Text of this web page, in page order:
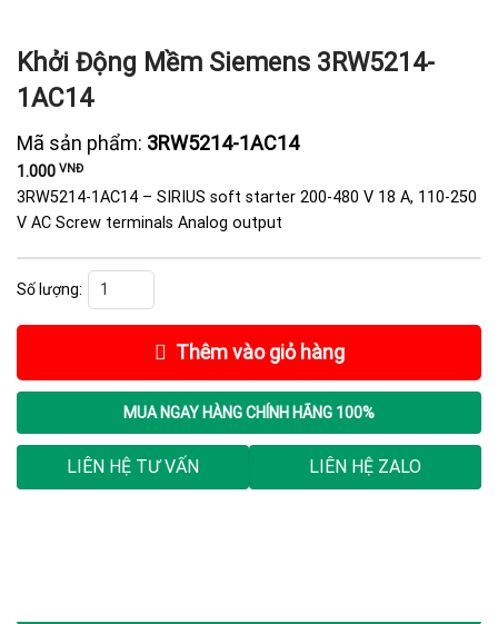
Khởi Động Mềm Siemens 3RW5214-
1AC14
Mã sản phẩm: 3RW5214-1AC14
1.000 VNĐ
3RW5214-1AC14 – SIRIUS soft starter 200-480 V 18 A, 110-250
V AC Screw terminals Analog output
Khởi Động Mềm Siemens 3RW5214-1AC14 số lượng
Thêm vào giỏ hàng
MUA NGAY HÀNG CHÍNH HÃNG 100%
LIÊN HỆ TƯ VẤN LIÊN HỆ ZALO